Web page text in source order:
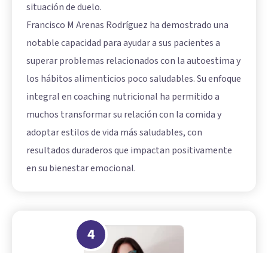
situación de duelo.
Francisco M Arenas Rodríguez ha demostrado una
notable capacidad para ayudar a sus pacientes a
superar problemas relacionados con la autoestima y
los hábitos alimenticios poco saludables. Su enfoque
integral en coaching nutricional ha permitido a
muchos transformar su relación con la comida y
adoptar estilos de vida más saludables, con
resultados duraderos que impactan positivamente
en su bienestar emocional.
4